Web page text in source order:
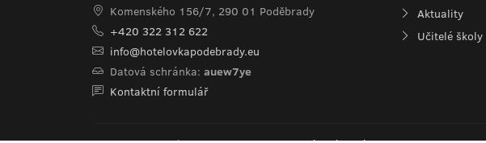
Komenského 156/7, 290 01 Poděbrady
+420 322 312 622
info@hotelovkapodebrady.eu
Datová schránka: auew7ye
Kontaktní formulář
Aktuality
Učitelé školy